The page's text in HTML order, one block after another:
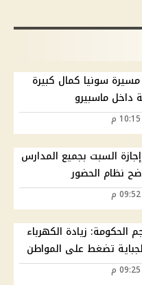
سونيا كمال كبيرة
داخل ماسبيرو
السبت بجميع المدارس
زيادة الكهرباء
تضغط على المواطن